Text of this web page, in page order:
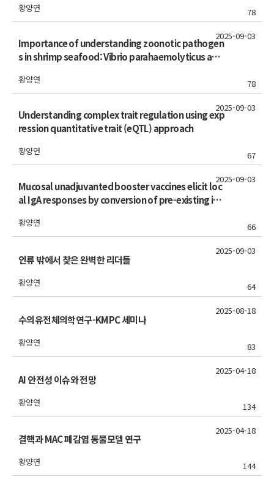
황양연 78
Importance of understanding zoonotic pathogen
s in shrimp seafood: Vibrio parahaemolyticus and
황양연 78
2025-09-03
Understanding complex trait regulation using exp
ression quantitative trait (eQTL) approach
황양연 67
2025-09-03
Mucosal unadjuvanted booster vaccines elicit loc
al IgA responses by conversion of pre-existing im
황양연 66
2025-09-03
인류 밖에서 찾은 완벽한 리더들
황양연 64
2025-09-03
수의유전체의학연구-KMPC 세미나
황양연 83
2025-08-18
AI 안전성 이슈와 전망
황양연 134
2025-04-18
결핵과 MAC 폐감염 동물모델 연구
황양연 144
2025-04-18